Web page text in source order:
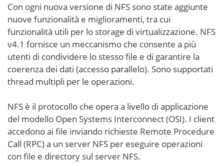
Con ogni nuova versione di NFS sono state aggiunte
nuove funzionalità e miglioramenti, tra cui
funzionalità utili per lo storage di virtualizzazione. NFS
v4.1 fornisce un meccanismo che consente a più
utenti di condividere lo stesso file e di garantire la
coerenza dei dati (accesso parallelo). Sono supportati
thread multipli per le operazioni.
NFS è il protocollo che opera a livello di applicazione
del modello Open Systems Interconnect (OSI). I client
accedono ai file inviando richieste Remote Procedure
Call (RPC) a un server NFS per eseguire operazioni
con file e directory sul server NFS.